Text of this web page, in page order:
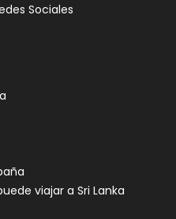
Sociales
viajar a Sri Lanka